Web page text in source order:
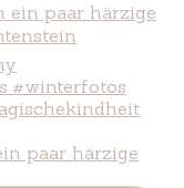
paar härzige